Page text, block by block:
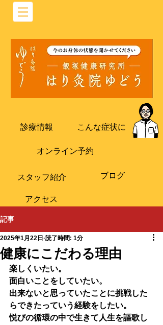
診療情報 こんな症状に
オンライン予約
​スタッフ紹介 ブログ
​アクセス
記事
健康にこだわる理由
2025年1月22日 読了時間: 1分
楽しくいたい。
面白いことをしていたい。
出来ないと思っていたことに挑戦した
らできたっていう経験をしたい。
悦びの循環の中で生きて人生を謳歌し